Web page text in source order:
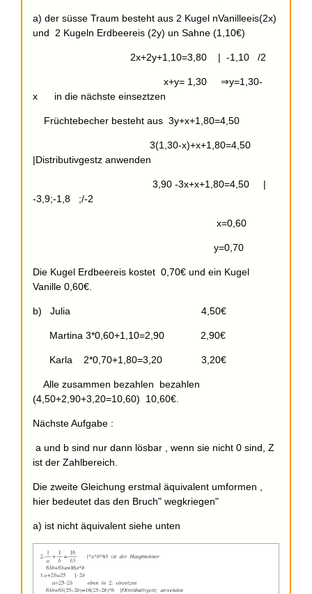
a) der süsse Traum besteht aus 2 Kugel nVanilleeis(2x)
und 2 Kugeln Erdbeereis (2y) un Sahne (1,10€)
2x+2y+1,10=3,80 | -1,10 /2
x+y= 1,30 ⇒y=1,30-
x in die nächste einseztzen
Früchtebecher besteht aus 3y+x+1,80=4,50
3(1,30-x)+x+1,80=4,50
|Distributivgestz anwenden
3,90 -3x+x+1,80=4,50 |
-3,9;-1,8 ;/-2
x=0,60
y=0,70
Die Kugel Erdbeereis kostet 0,70€ und ein Kugel
Vanille 0,60€.
b) Julia 4,50€
Martina 3*0,60+1,10=2,90 2,90€
Karla 2*0,70+1,80=3,20 3,20€
Alle zusammen bezahlen bezahlen
(4,50+2,90+3,20=10,60) 10,60€.
Nächste Aufgabe :
a und b sind nur dann lösbar , wenn sie nicht 0 sind, Z
ist der Zahlbereich.
Die zweite Gleichung erstmal äquivalent umformen ,
hier bedeutet das den Bruch" wegkriegen"
a) ist nicht äquivalent siehe unten